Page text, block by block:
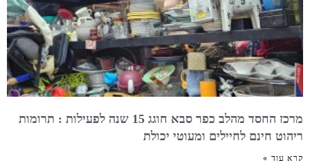
מרכז החסד מהלב כפר סבא חוגג 15 שנה לפעילות : תרומות
ריהוט חינם לחיילים ומעוטי יכולת
קרא עוד »